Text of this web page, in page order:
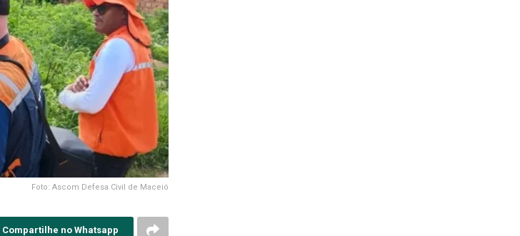
Foto: Ascom Defesa Civil de Maceió
Compartilhe no Whatsapp